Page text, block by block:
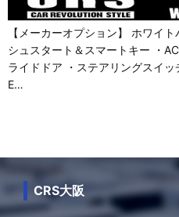
【メーカーオプション】 ホワイ
シュスタート＆スマートキー ・
ライドドア ・ステアリングスイ
E…
CRS大阪